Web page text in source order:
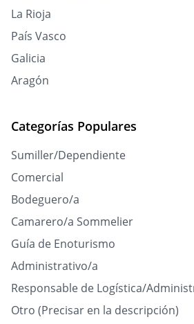
La Rioja
País Vasco
Galicia
Aragón
Categorías Populares
Sumiller/Dependiente
Comercial
Bodeguero/a
Camarero/a Sommelier
Guía de Enoturismo
Administrativo/a
Responsable de Logística/
Otro (Precisar en la descripción)